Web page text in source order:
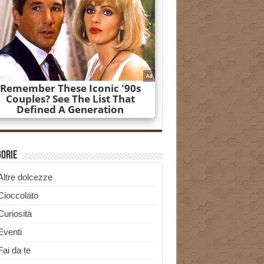
dolcezze
da te